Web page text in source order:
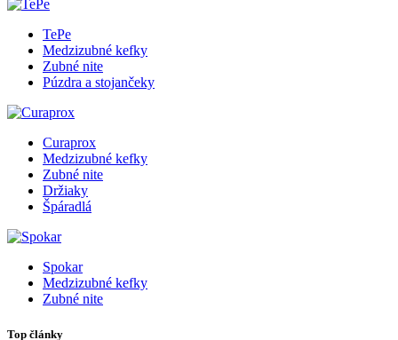
TePe
Medzizubné kefky
Zubné nite
Púzdra a stojančeky
Curaprox
Medzizubné kefky
Zubné nite
Držiaky
Špáradlá
Spokar
Medzizubné kefky
Zubné nite
Top články